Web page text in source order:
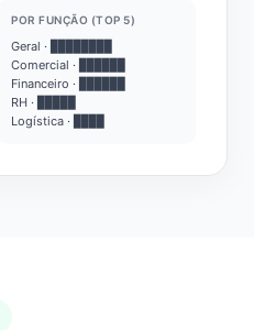
POR FUNÇÃO (TOP 5)
Geral · ████████
Comercial · ██████
Financeiro · ██████
RH · █████
Logística · ████